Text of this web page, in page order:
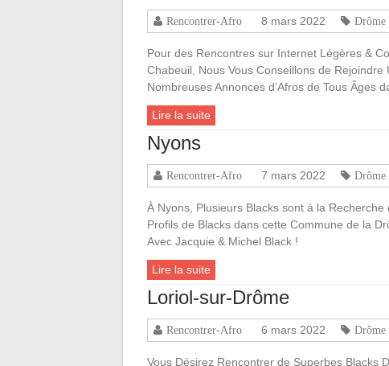
Rencontrer-Afro 8 mars 2022 Drôme
Pour des Rencontres sur Internet Légères &
Chabeuil, Nous Vous Conseillons de
Nombreuses Annonces d’Afros de Tous Âges
Lire la suite
Nyons
Rencontrer-Afro 7 mars 2022 Drôme
À Nyons, Plusieurs Blacks sont à la
Profils de Blacks dans cette Commune de la
Avec Jacquie & Michel Black !
Lire la suite
Loriol-sur-Drôme
Rencontrer-Afro 6 mars 2022 Drôme
Vous Désirez Rencontrer de Superbes Blacks